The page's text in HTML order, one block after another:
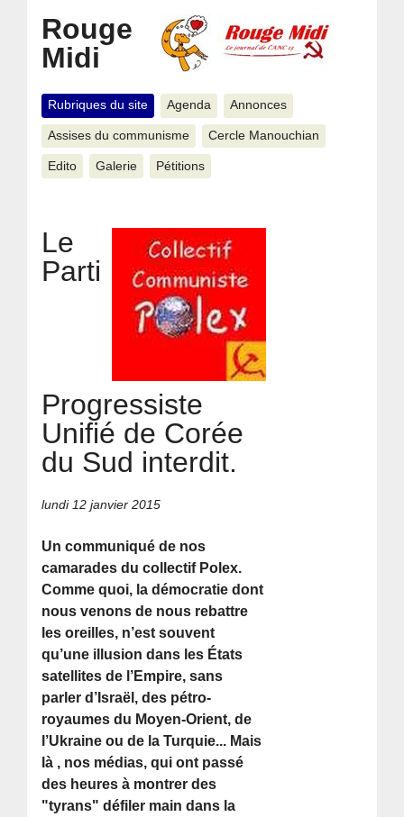
Rouge
Midi
Rubriques du site Agenda Annonces
Assises du communisme Cercle Manouchian
Edito Galerie Pétitions
Le
Parti
Progressiste
Unifié de Corée
du Sud interdit.
lundi 12 janvier 2015
Un communiqué de nos
camarades du collectif Polex.
Comme quoi, la démocratie dont
nous venons de nous rebattre
les oreilles, n’est souvent
qu’une illusion dans les États
satellites de l’Empire, sans
parler d’Israël, des pétro-
royaumes du Moyen-Orient, de
l’Ukraine ou de la Turquie... Mais
là , nos médias, qui ont passé
des heures à montrer des
"tyrans" défiler main dans la